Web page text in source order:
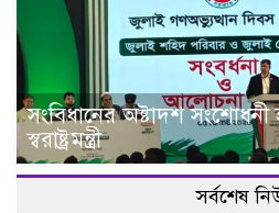
সংবিধানের অষ্টাদশ সংশোধনী
স্বরাষ্ট্রমন্ত্রী
সর্বশেষ